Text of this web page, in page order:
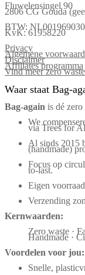
Fluwelensingel 90
2806 CG Gouda
BTW:
KvK: 61958220
Privacy
Algemene
Disclaimer
Affiliates programma
Vind meer zero
Waar staat Bag-
Bag‑again is dé
We
via Trees for
Al sinds 2015
(handmade)
Focus op
to-last.
Eigen
Verzending
Kernwaarden:
Zero waste ·
Handmade ·
Voordelen voor jou:
Snelle,